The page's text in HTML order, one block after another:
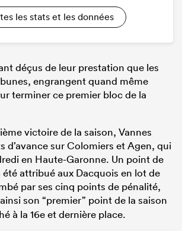
les stats et les données
déçus de leur prestation que les
engrangent quand même
terminer ce premier bloc de la
victoire de la saison, Vannes
d’avance sur Colomiers et Agen, qui
en Haute-Garonne. Un point de
attribué aux Dacquois en lot de
par ses cinq points de pénalité,
son “premier” point de la saison
à la 16e et dernière place.